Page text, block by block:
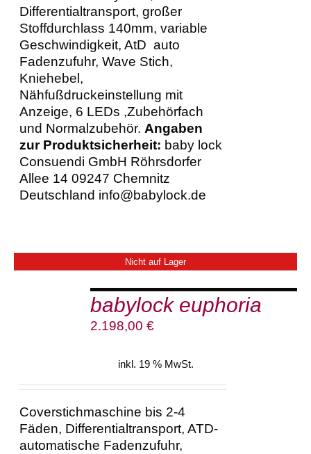
Differentialtransport, großer
Stoffdurchlass 140mm, variable
Geschwindigkeit, AtD auto
Fadenzufuhr, Wave Stich,
Kniehebel,
Nähfußdruckeinstellung mit
Anzeige, 6 LEDs ,Zubehörfach
und Normalzubehör.Angaben
zur Produktsicherheit: baby lock
Consuendi GmbH Röhrsdorfer
Allee 14 09247 Chemnitz
Deutschland info@babylock.de
Nicht auf Lager
babylock euphoria
2.198,00€
inkl. 19 % MwSt.
Coverstichmaschine bis 2-4
Fäden, Differentialtransport, ATD-
automatische Fadenzufuhr,